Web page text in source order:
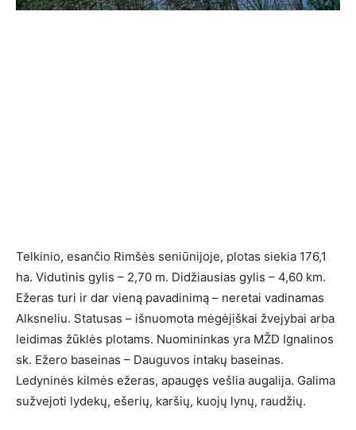
Telkinio, esančio Rimšės seniūnijoje, plotas siekia 176,1
ha. Vidutinis gylis – 2,70 m. Didžiausias gylis – 4,60 km.
Ežeras turi ir dar vieną pavadinimą – neretai vadinamas
Alksneliu. Statusas – išnuomota mėgėjiškai žvejybai arba
leidimas žūklės plotams. Nuomininkas yra MŽD Ignalinos
sk. Ežero baseinas – Dauguvos intakų baseinas.
Ledyninės kilmės ežeras, apaugęs vešlia augalija. Galima
sužvejoti lydekų, ešerių, karšių, kuojų lynų, raudžių.